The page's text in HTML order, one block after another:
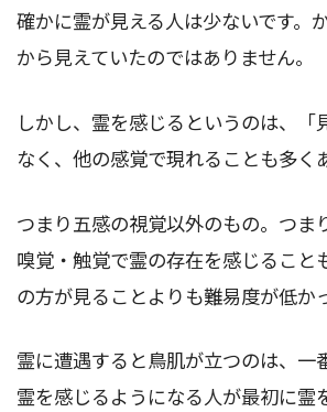
確かに霊が見える人は少ないです。
から見えていたのではありません。
しかし、霊を感じるというのは、「
なく、他の感覚で現れることも多く
つまり五感の視覚以外のもの。つま
嗅覚・触覚で霊の存在を感じること
の方が見ることよりも難易度が低か
霊に遭遇すると鳥肌が立つのは、一
霊を感じるようになる人が最初に霊